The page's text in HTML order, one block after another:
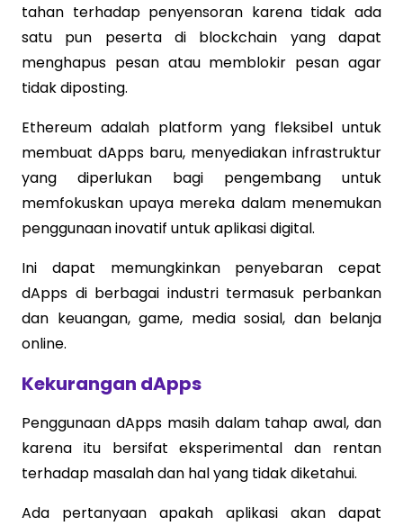
tahan terhadap penyensoran karena tidak ada
satu pun peserta di blockchain yang dapat
menghapus pesan atau memblokir pesan agar
tidak diposting.
Ethereum adalah platform yang fleksibel untuk
membuat dApps baru, menyediakan infrastruktur
yang diperlukan bagi pengembang untuk
memfokuskan upaya mereka dalam menemukan
penggunaan inovatif untuk aplikasi digital.
Ini dapat memungkinkan penyebaran cepat
dApps di berbagai industri termasuk perbankan
dan keuangan, game, media sosial, dan belanja
online.
Kekurangan dApps
Penggunaan dApps masih dalam tahap awal, dan
karena itu bersifat eksperimental dan rentan
terhadap masalah dan hal yang tidak diketahui.
Ada pertanyaan apakah aplikasi akan dapat